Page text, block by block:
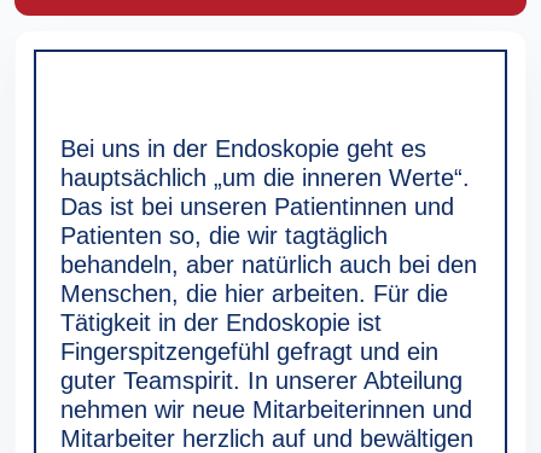
Bei uns in der Endoskopie geht es
hauptsächlich „um die inneren Werte“.
Das ist bei unseren Patientinnen und
Patienten so, die wir tagtäglich
behandeln, aber natürlich auch bei den
Menschen, die hier arbeiten. Für die
Tätigkeit in der Endoskopie ist
Fingerspitzengefühl gefragt und ein
guter Teamspirit. In unserer Abteilung
nehmen wir neue Mitarbeiterinnen und
Mitarbeiter herzlich auf und bewältigen